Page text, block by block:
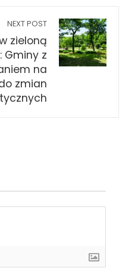
NEXT POST
zieloną
Gminy z
na
zmian